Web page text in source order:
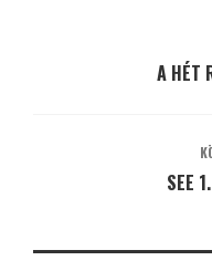
A HÉT
SEE